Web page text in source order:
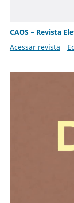
CAOS – Revista
Acessar revista